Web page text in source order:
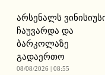
არსენალს
ჩაუვარდა და
ბარკოლაზე
გადაერთო
08/08/2026 | 08:55